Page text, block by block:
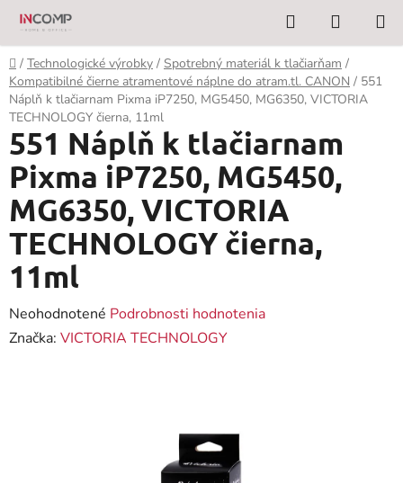
Prejsť
obsah
Hľadať
KOŠÍK
Domov
/ Technologické výrobky / Spotrebný materiál k tlačiarňam /
Kompatibilné čierne atramentové náplne do atram.tl. CANON / 551
Náplň k tlačiarnam Pixma iP7250, MG5450, MG6350, VICTORIA
TECHNOLOGY čierna, 11ml
551 Náplň k tlačiarnam
Pixma iP7250, MG5450,
MG6350, VICTORIA
TECHNOLOGY čierna,
11ml
Priemerné
hodnotenie
Neohodnotené Podrobnosti hodnotenia
Značka: VICTORIA TECHNOLOGY